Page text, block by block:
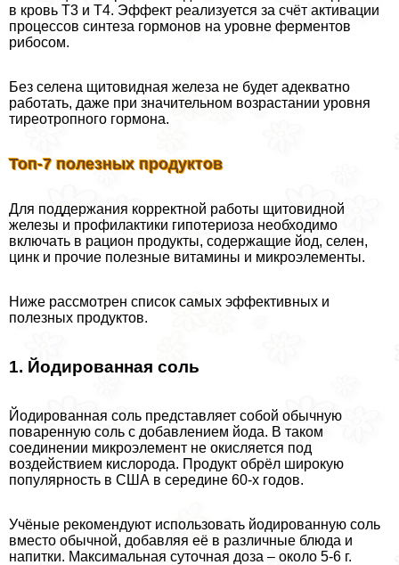
в кровь Т3 и Т4. Эффект реализуется за счёт активации
процессов синтеза гормонов на уровне ферментов
рибосом.
Без селена щитовидная железа не будет адекватно
работать, даже при значительном возрастании уровня
тиреотропного гормона.
Топ-7 полезных продуктов
Для поддержания корректной работы щитовидной
железы и профилактики гипотериоза необходимо
включать в рацион продукты, содержащие йод, селен,
цинк и прочие полезные витамины и микроэлементы.
Ниже рассмотрен список самых эффективных и
полезных продуктов.
1. Йодированная соль
Йодированная соль представляет собой обычную
поваренную соль с добавлением йода. В таком
соединении микроэлемент не окисляется под
воздействием кислорода. Продукт обрёл широкую
популярность в США в середине 60-х годов.
Учёные рекомендуют использовать йодированную соль
вместо обычной, добавляя её в различные блюда и
напитки. Максимальная суточная доза – около 5-6 г.